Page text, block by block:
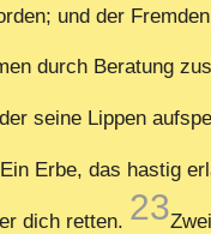
und der
durch Beratung
seine Lippen
Ein Erbe, das hastig
dich retten. 23